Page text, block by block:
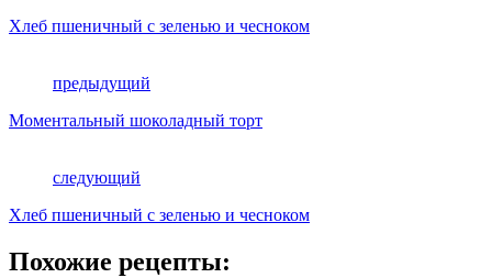
Хлеб пшеничный с зеленью и чесноком
предыдущий
Моментальный шоколадный торт
следующий
Хлеб пшеничный с зеленью и чесноком
Похожие рецепты: